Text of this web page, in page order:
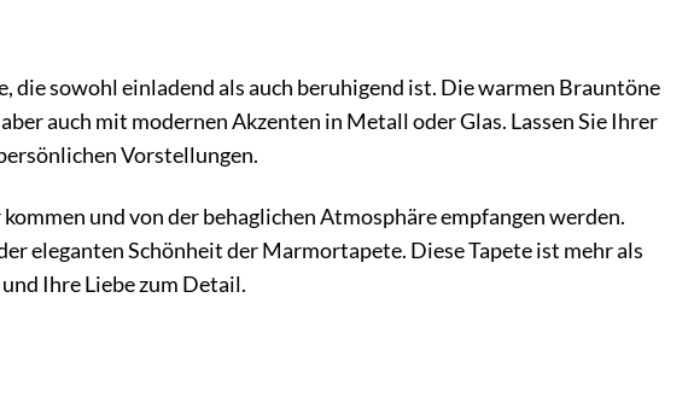
sowohl einladend als auch beruhigend ist. Die warmen Brauntöne
auch mit modernen Akzenten in Metall oder Glas. Lassen Sie Ihrer
Vorstellungen.
und von der behaglichen Atmosphäre empfangen werden.
eleganten Schönheit der Marmortapete. Diese Tapete ist mehr als
Ihre Liebe zum Detail.